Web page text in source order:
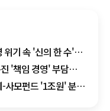
위기 속 '신의 한 수'
'책임 경영' 부담
사모펀드 '1조원' 분쟁